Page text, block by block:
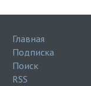
Главная
Подписка
Поиск
RSS